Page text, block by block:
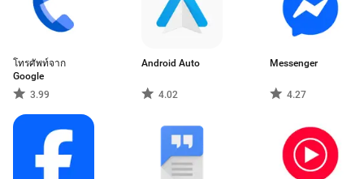
โทรศัพท์จาก
Google
3.99
Android Auto
4.02
Messenger
4.27